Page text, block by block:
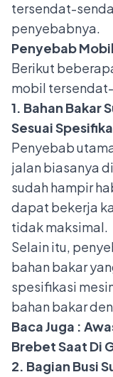
tersendat-
penyebabnya.
Penyebab
Berikut
mobil
1. Bahan Bakar
Sesuai
Penyebab
jalan biasanya
sudah hampir
dapat bekerja
tidak maksimal.
Selain itu,
bahan bakar
spesifikasi
bahan bakar
Baca Juga :
Brebet Saat Di
2. Bagian Busi